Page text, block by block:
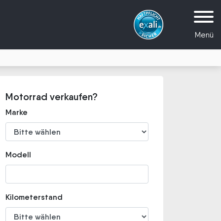
Menü
Motorrad verkaufen?
Marke
Modell
Kilometerstand